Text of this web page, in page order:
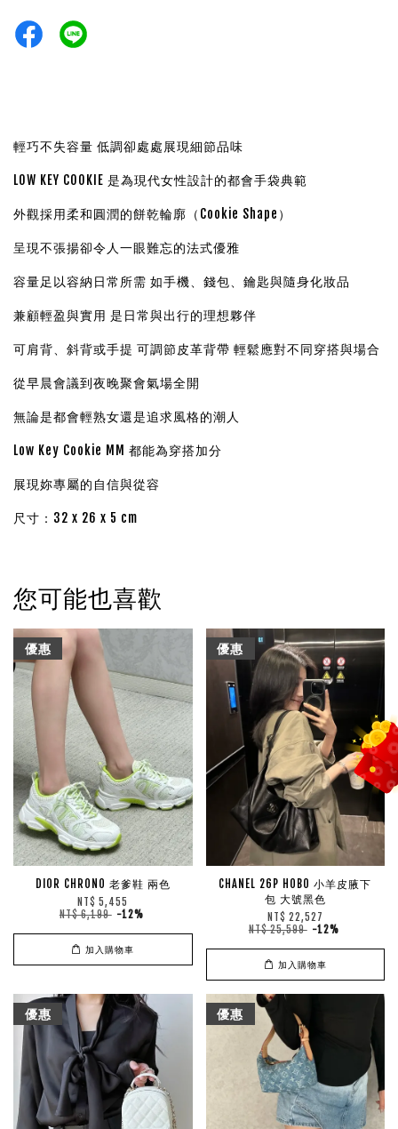
輕巧不失容量 低調卻處處展現細節品味
LOW KEY COOKIE 是為現代女性設計的都會手袋典範
外觀採用柔和圓潤的餅乾輪廓（Cookie Shape）
呈現不張揚卻令人一眼難忘的法式優雅
容量足以容納日常所需 如手機、錢包、鑰匙與隨身化妝品
兼顧輕盈與實用 是日常與出行的理想夥伴
可肩背、斜背或手提 可調節皮革背帶 輕鬆應對不同穿搭與場合
從早晨會議到夜晚聚會氣場全開
無論是都會輕熟女還是追求風格的潮人
Low Key Cookie MM 都能為穿搭加分
展現妳專屬的自信與從容
尺寸：32 x 26 x 5 cm
您可能也喜歡
優惠
DIOR CHRONO 老爹鞋 兩色
NT$ 5,455
NT$ 6,199 -12%
加入購物車
優惠
CHANEL 26P HOBO 小羊皮腋下
包 大號黑色
NT$ 22,527
NT$ 25,599 -12%
加入購物車
優惠 優惠